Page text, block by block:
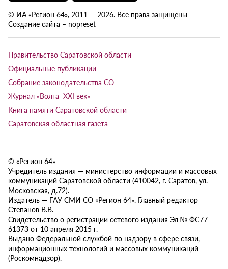
© ИА «Регион 64», 2011 — 2026. Все права защищены
Создание сайта – nopreset
Правительство Саратовской области
Официальные публикации
Собрание законодательства СО
Журнал «Волга XXI век»
Книга памяти Саратовской области
Саратовская областная газета
© «Регион 64»
Учредитель издания — министерство информации и массовых
коммуникаций Саратовской области (410042, г. Саратов, ул.
Московская, д.72).
Издатель — ГАУ СМИ СО «Регион 64». Главный редактор
Степанов В.В.
Свидетельство о регистрации сетевого издания Эл № ФС77-
61373 от 10 апреля 2015 г.
Выдано Федеральной службой по надзору в сфере связи,
информационных технологий и массовых коммуникаций
(Роскомнадзор).